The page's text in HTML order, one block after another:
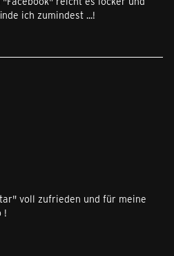
ich zumindest ...!
voll zufrieden und für meine
!